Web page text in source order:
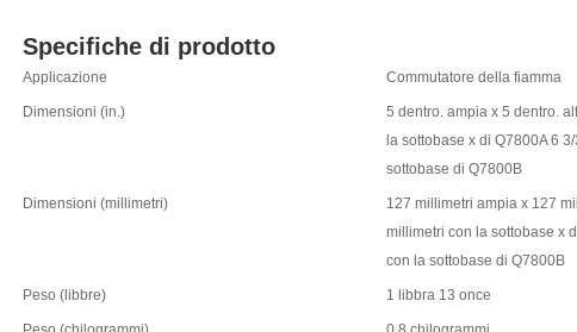
Specifiche di prodotto
Applicazione Commutatore della fiamma
Dimensioni (in.)
5 dentro. ampia x 5 dentro.
la sottobase x di Q7800A 6
sottobase di Q7800B
Dimensioni (millimetri)
127 millimetri ampia x 127
millimetri con la sottobase x
con la sottobase di Q7800B
Peso (libbre) 1 libbra 13 once